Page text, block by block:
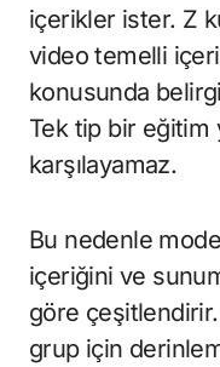
içerikler ister. Z
video temelli
konusunda
Tek tip bir eğitim
karşılayamaz.
Bu nedenle
içeriğini ve
göre
grup için